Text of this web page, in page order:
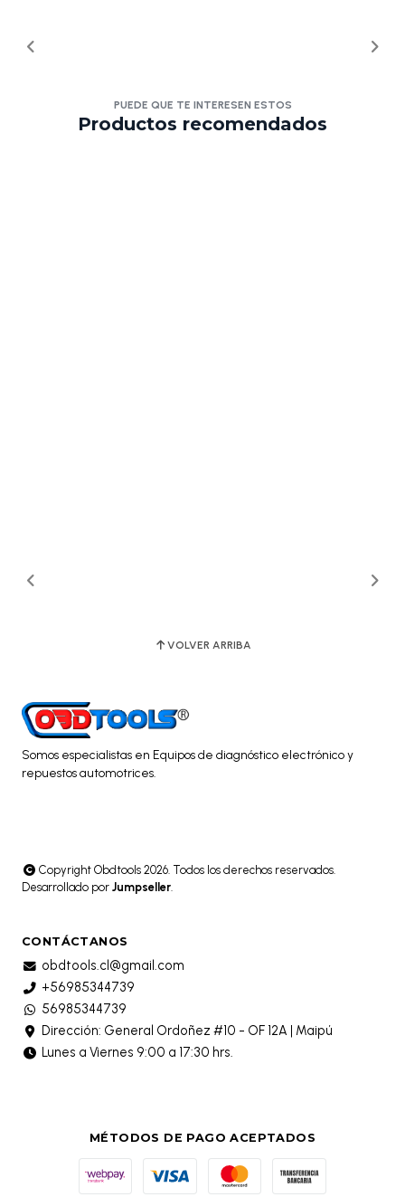
PUEDE QUE TE INTERESEN ESTOS
Productos recomendados
VOLVER ARRIBA
Somos especialistas en Equipos de diagnóstico electrónico y
repuestos automotrices.
Copyright Obdtools 2026. Todos los derechos reservados.
Desarrollado por Jumpseller.
CONTÁCTANOS
obdtools.cl@gmail.com
+56985344739
56985344739
Dirección: General Ordoñez #10 - OF 12A | Maipú
Lunes a Viernes 9:00 a 17:30 hrs.
MÉTODOS DE PAGO ACEPTADOS